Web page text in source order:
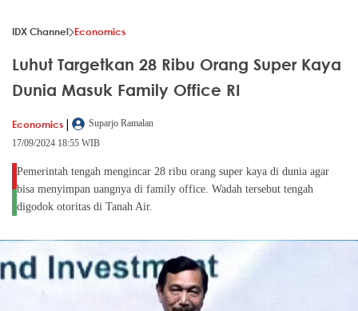
IDX Channel Economics
Luhut Targetkan 28 Ribu Orang Super Kaya
Dunia Masuk Family Office RI
Economics |
Suparjo Ramalan
17/09/2024 18:55 WIB
Pemerintah tengah mengincar 28 ribu orang super kaya di dunia agar
bisa menyimpan uangnya di family office. Wadah tersebut tengah
digodok otoritas di Tanah Air.